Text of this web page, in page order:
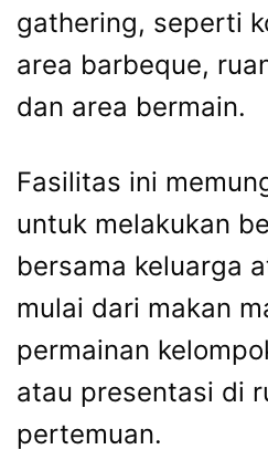
gathering, seperti
area barbeque,
dan area bermain.
Fasilitas ini
untuk melakukan
bersama keluarga
mulai dari makan
permainan
atau presentasi di
pertemuan.